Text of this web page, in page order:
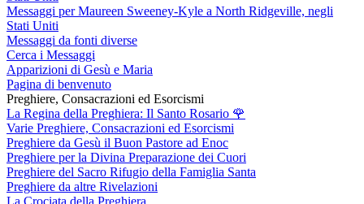
Messaggi per Maureen Sweeney-Kyle a North Ridgeville, negli
Stati Uniti
Messaggi da fonti diverse
Cerca i Messaggi
Apparizioni di Gesù e Maria
Pagina di benvenuto
Preghiere, Consacrazioni ed Esorcismi
La Regina della Preghiera: Il Santo Rosario 🌹
Varie Preghiere, Consacrazioni ed Esorcismi
Preghiere da Gesù il Buon Pastore ad Enoc
Preghiere per la Divina Preparazione dei Cuori
Preghiere del Sacro Rifugio della Famiglia Santa
Preghiere da altre Rivelazioni
La Crociata della Preghiera